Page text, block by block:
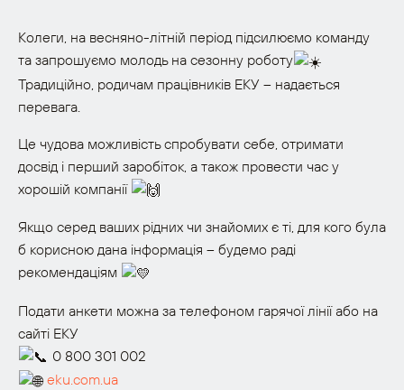
Колеги, на весняно-літній період підсилюємо команду
та запрошуємо молодь на сезонну роботу
Традиційно, родичам працівників ЕКУ – надається
перевага.
Це чудова можливість спробувати себе, отримати
досвід і перший заробіток, а також провести час у
хорошій компанії
Якщо серед ваших рідних чи знайомих є ті, для кого була
б корисною дана інформація – будемо раді
рекомендаціям
Подати анкети можна за телефоном гарячої лінії або на
сайті ЕКУ
0 800 301 002
eku.com.ua